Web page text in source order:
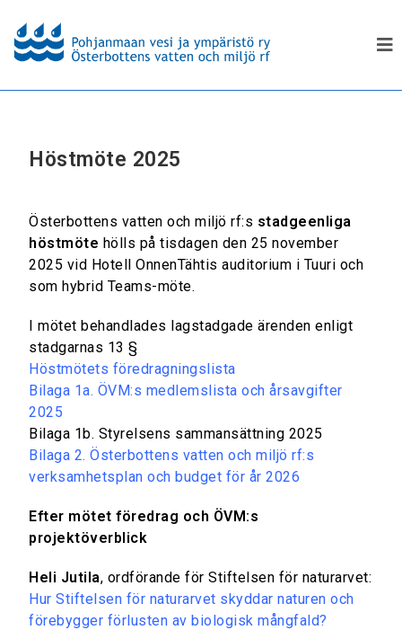
Höstmöte 2025
Österbottens vatten och miljö rf:s stadgeenliga
höstmöte hölls på tisdagen den 25 november
2025 vid Hotell OnnenTähtis auditorium i Tuuri och
som hybrid Teams-möte.
I mötet behandlades lagstadgade ärenden enligt
stadgarnas 13 §
Höstmötets föredragningslista
Bilaga 1a. ÖVM:s medlemslista och årsavgifter
2025
Bilaga 1b. Styrelsens sammansättning 2025
Bilaga 2. Österbottens vatten och miljö rf:s
verksamhetsplan och budget för år 2026
Efter mötet föredrag och ÖVM:s
projektöverblick
Heli Jutila, ordförande för Stiftelsen för naturarvet:
Hur Stiftelsen för naturarvet skyddar naturen och
förebygger förlusten av biologisk mångfald?